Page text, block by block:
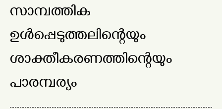
സാമ്പത്തിക
ഉൾപ്പെടുത്തലിന്റെയും
ശാക്തീകരണത്തിന്റെയും
പാരമ്പര്യം